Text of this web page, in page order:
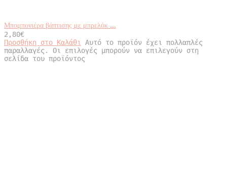
Μπομπονιέρα βάπτισης με μπρελόκ ...
2,80€
Προσθήκη στο Καλάθι
Αυτό το προϊόν έχει πολλαπλές
παραλλαγές. Οι επιλογές μπορούν να επιλεγούν στη
σελίδα του προϊόντος